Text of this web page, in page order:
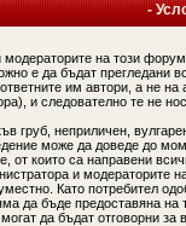
-
модераторите на този
е да бъдат прегледани
им автори, а не
и следователно те не
груб, неприличен,
може да доведе до
от които са направени
и модераторите
Като потребител
да бъде предоставяна
да бъдат отговорни за